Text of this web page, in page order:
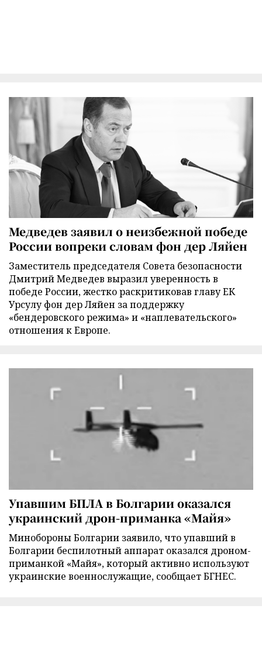
Медведев заявил о неизбежной победе
России вопреки словам фон дер Ляйен
Заместитель председателя Совета безопасности
Дмитрий Медведев выразил уверенность в
победе России, жестко раскритиковав главу ЕК
Урсулу фон дер Ляйен за поддержку
«бендеровского режима» и «наплевательского»
отношения к Европе.
Упавшим БПЛА в Болгарии оказался
украинский дрон-приманка «Майя»
Минобороны Болгарии заявило, что упавший в
Болгарии беспилотный аппарат оказался дроном-
приманкой «Майя», который активно используют
украинские военнослужащие, сообщает БГНЕС.